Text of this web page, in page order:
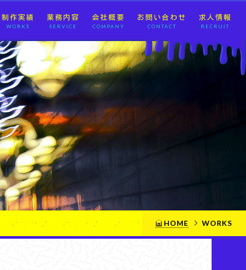
制作実績
WORKS
業務内容
SERVICE
会社概要
COMPANY
お問い合わせ
CONTACT
求人情報
RECRUIT
HOME WORKS